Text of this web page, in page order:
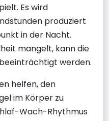
Es wird
produziert
in der Nacht.
mangelt, kann die
werden.
helfen, den
im Körper zu
Wach-Rhythmus